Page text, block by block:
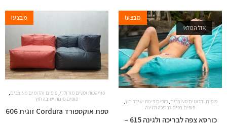
אזל המלאי
מבצע!
פופים והדומים מעוצבים ,פופים פינות ישיבה חוץ
פופים צפים לבריכה ולגינה
כורסא צפה לבריכה ולגינה 615 –
מבצע!
פוף ספות וסטים מודולרי פופים והדומים מעוצבים
פופים פינות ישיבה חוץ
ספת אוקספורד Cordura זוגית 606